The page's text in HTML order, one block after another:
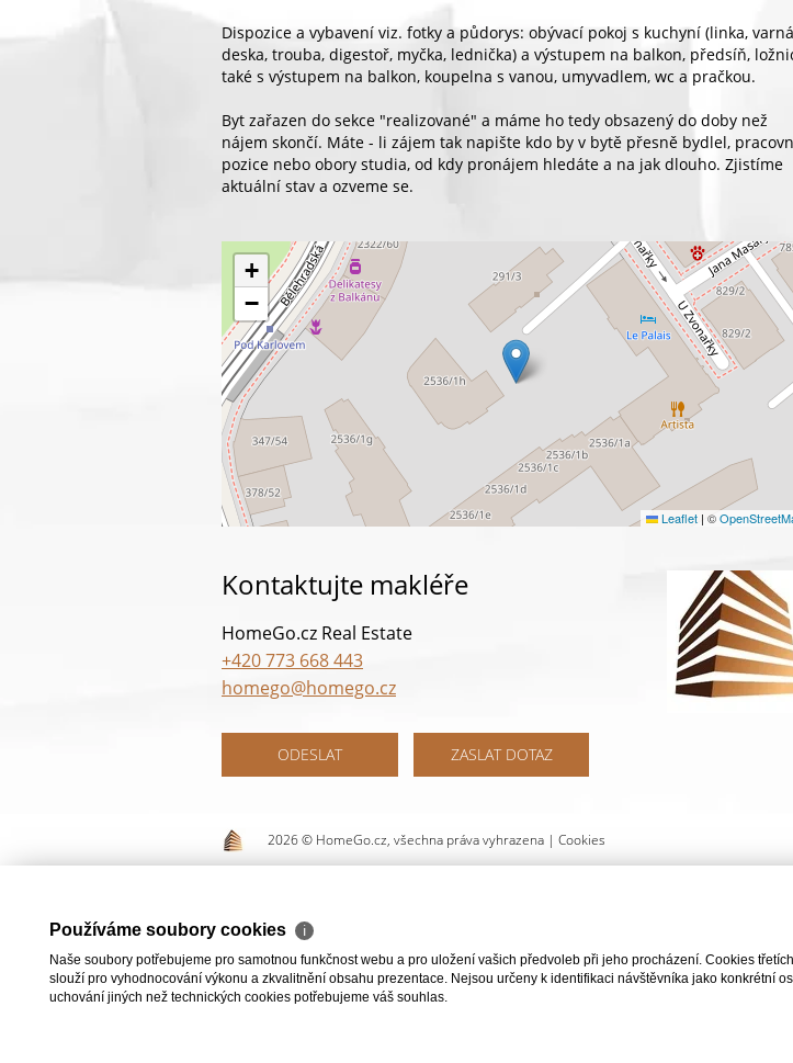
Dispozice a vybavení viz. fotky a půdorys: obývací pokoj s kuchyní (linka, varná
deska, trouba, digestoř, myčka, lednička) a výstupem na balkon, předsíň,
také s výstupem na balkon, koupelna s vanou, umyvadlem, wc a pračkou.
Byt zařazen do sekce "realizované" a máme ho tedy obsazený do doby než
nájem skončí. Máte - li zájem tak napište kdo by v bytě přesně bydlel,
pozice nebo obory studia, od kdy pronájem hledáte a na jak dlouho. Zjistíme
aktuální stav a ozveme se.
+
−
Leaflet | ©
Kontaktujte makléře
HomeGo.cz Real Estate
+420 773 668 443
homego@homego.cz
ODESLAT ZASLAT DOTAZ
2026 © HomeGo.cz, všechna práva vyhrazena | Cookies
Používáme soubory cookies ℹ
Naše soubory potřebujeme pro samotnou funkčnost webu a pro uložení vašich předvoleb při jeho procházení. Cookies
slouží pro vyhodnocování výkonu a zkvalitnění obsahu prezentace. Nejsou určeny k identifikaci návštěvníka jako konkrétní
uchování jiných než technických cookies potřebujeme váš souhlas.